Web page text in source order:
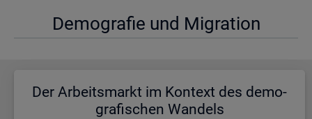
De­mo­gra­fie und Mi­gra­ti­on
Der Ar­beits­markt im Kon­text des de­mo­
gra­fi­schen Wan­dels